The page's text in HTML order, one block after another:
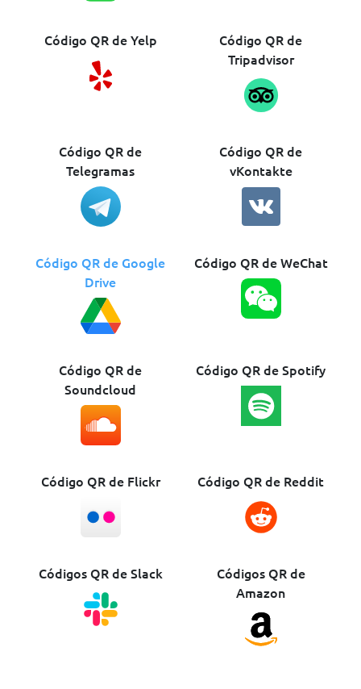
Código QR de Yelp
Código QR de
Tripadvisor
Código QR de
Telegramas
Código QR de
vKontakte
Código QR de Google
Drive
Código QR de WeChat
Código QR de
Soundcloud
Código QR de Spotify
Código QR de Flickr Código QR de Reddit
Códigos QR de Slack
Códigos QR de
Amazon